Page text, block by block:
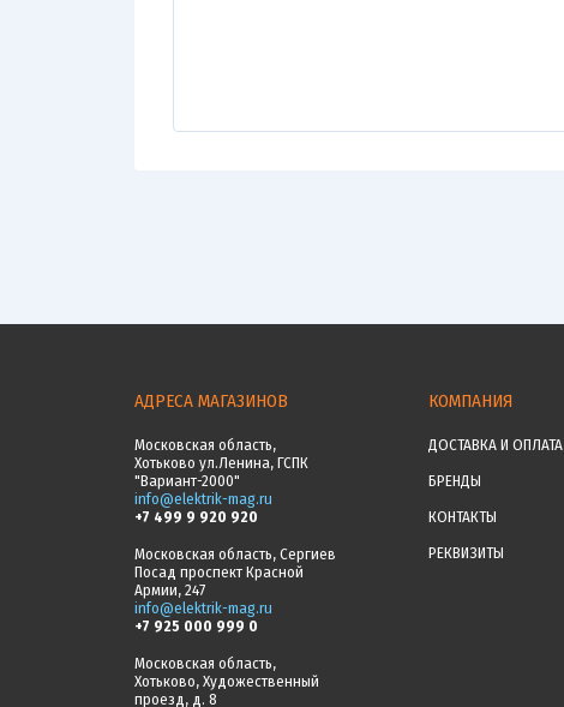
АДРЕСА МАГАЗИНОВ
Московская область,
Хотьково ул.Ленина, ГСПК
"Вариант-2000"
info@elektrik-mag.ru
+7 499 9 920 920
Московская область, Сергиев
Посад проспект Красной
Армии, 247
info@elektrik-mag.ru
+7 925 000 999 0
Московская область,
Хотьково, Художественный
проезд, д. 8
КОМПАНИЯ
ДОСТАВКА И ОПЛАТА
БРЕНДЫ
КОНТАКТЫ
РЕКВИЗИТЫ